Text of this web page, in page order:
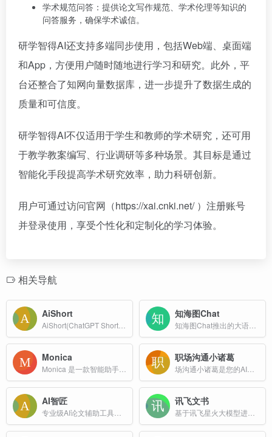
学术规范问答：提供论文写作规范、学术伦理等知识的
问答服务，确保学术诚信。
研学智得AI还支持多端同步使用，包括Web端、桌面端
和App，方便用户随时随地进行学习和研究。此外，平
台还整合了知网向量数据库，进一步提升了数据生成的
质量和可信度。
研学智得AI不仅适用于学生和教师的学术研究，还可用
于教学教案编写、行业调研等多种场景。其目标是通过
智能化手段提高学术研究效率，助力科研创新。
用户可通过访问官网（https://xai.cnki.net/ ）注册账号
并登录使用，享受个性化和定制化的学习体验。
相关导航
AiShort 知海图Chat
Monica 职场沟通小诸葛
AI智匠 讯飞文书